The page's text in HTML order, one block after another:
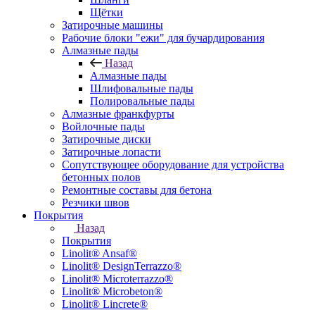
Щётки
Затирочные машины
Рабочие блоки "ежи" для бучардирования
Алмазные пады
Назад
Алмазные пады
Шлифовальные пады
Полировальные пады
Алмазные франкфурты
Войлочные пады
Затирочные диски
Затирочные лопасти
Сопутствующее оборудование для устройства
бетонных полов
Ремонтные составы для бетона
Резчики швов
Покрытия
Назад
Покрытия
Linolit® Ansaf®
Linolit® DesignTerrazzo®
Linolit® Microterrazzo®
Linolit® Microbeton®
Linolit® Lincrete®